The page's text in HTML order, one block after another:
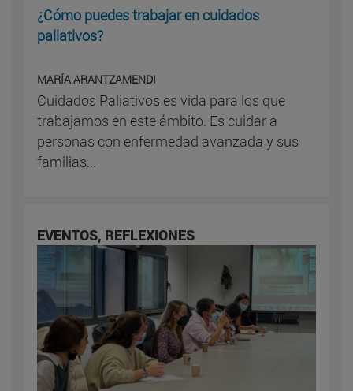
¿Cómo puedes trabajar en cuidados
paliativos?
MARÍA ARANTZAMENDI
Cuidados Paliativos es vida para los que
trabajamos en este ámbito. Es cuidar a
personas con enfermedad avanzada y sus
familias...
EVENTOS, REFLEXIONES